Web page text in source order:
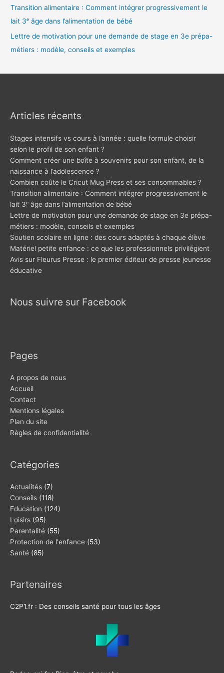
Transition alimentaire : Comment intégrer progressivement le
lait 3ᵉ âge dans l’alimentation de bébé
Lettre de motivation pour une demande de stage en 3e prépa-
métiers : modèle, conseils et exemples
Articles récents
Stages intensifs vs cours à l’année : quelle formule choisir
selon le profil de son enfant ?
Comment créer une boîte à souvenirs pour son enfant, de la
naissance à l’adolescence ?
Combien coûte le Cricut Mug Press et ses consommables ?
Transition alimentaire : Comment intégrer progressivement le
lait 3ᵉ âge dans l’alimentation de bébé
Lettre de motivation pour une demande de stage en 3e prépa-
métiers : modèle, conseils et exemples
Soutien scolaire en ligne : des cours adaptés à chaque élève
Matériel petite enfance : ce que les professionnels privilégient
Avis sur Fleurus Presse : le premier éditeur de presse jeunesse
éducative
Nous suivre sur Facebook
Pages
A propos de nous
Accueil
Contact
Mentions légales
Plan du site
Règles de confidentialité
Catégories
Actualités (7)
Conseils (118)
Education (124)
Loisirs (95)
Parentalité (55)
Protection de l'enfance (53)
Santé (85)
Partenaires
C2P1.fr : Des conseils santé pour tous les âges